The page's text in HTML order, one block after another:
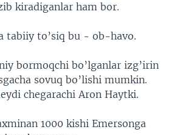
kiradiganlar ham bor.
tabiiy to’siq bu - ob-havo.
bormoqchi bo’lganlar izg’irin
sovuq bo’lishi mumkin.
chegarachi Aron Haytki.
1000 kishi Emersonga